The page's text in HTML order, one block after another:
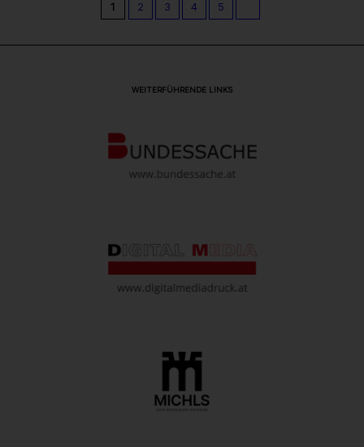
1 2 3 4 5
WEITERFÜHRENDE LINKS